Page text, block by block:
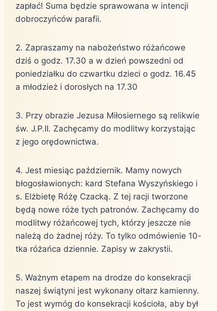
zapłać! Suma będzie sprawowana w intencji
dobroczyńców parafii.
2. Zapraszamy na nabożeństwo różańcowe
dziś o godz. 17.30 a w dzień powszedni od
poniedziałku do czwartku dzieci o godz. 16.45
a młodzież i dorosłych na 17.30
3. Przy obrazie Jezusa Miłosiernego są relikwie
św. J.P.II. Zachęcamy do modlitwy korzystając
z jego orędownictwa.
4. Jest miesiąc październik. Mamy nowych
błogosławionych: kard Stefana Wyszyńskiego i
s. Elżbietę Różę Czacką. Z tej racji tworzone
będą nowe róże tych patronów. Zachęcamy do
modlitwy różańcowej tych, którzy jeszcze nie
należą do żadnej róży. To tylko odmówienie 10-
tka różańca dziennie. Zapisy w zakrystii.
5. Ważnym etapem na drodze do konsekracji
naszej świątyni jest wykonany ołtarz kamienny.
To jest wymóg do konsekracji kościoła, aby był